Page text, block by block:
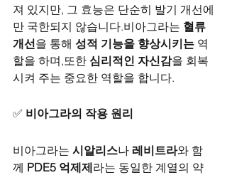
져 있지만, 그 효능은 단순히 발기 개선에
만 국한되지 않습니다.비아그라는 혈류
개선을 통해 성적 기능을 향상시키는 역
할을 하며,또한 심리적인 자신감을 회복
시켜 주는 중요한 역할을 합니다.
✅ 비아그라의 작용 원리
비아그라는 시알리스나 레비트라와 함
께 PDE5 억제제라는 동일한 계열의 약